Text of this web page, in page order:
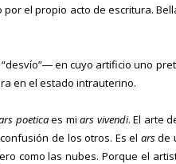
el propio acto de escritura.
en cuyo artificio uno
en el estado intrauterino.
poeticaes miars vivendi. El arte
de los otros. Es el arsde
como las nubes. Porque el